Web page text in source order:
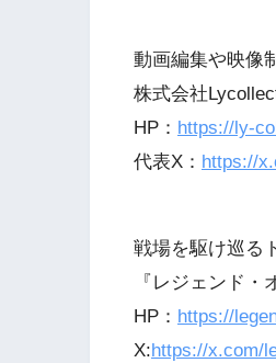
動画編集や映像
株式会社
HP： https://ly-
代表X： https://
戦場を駆け巡る
『レジェンド・
HP： https://
X:https://x.com/